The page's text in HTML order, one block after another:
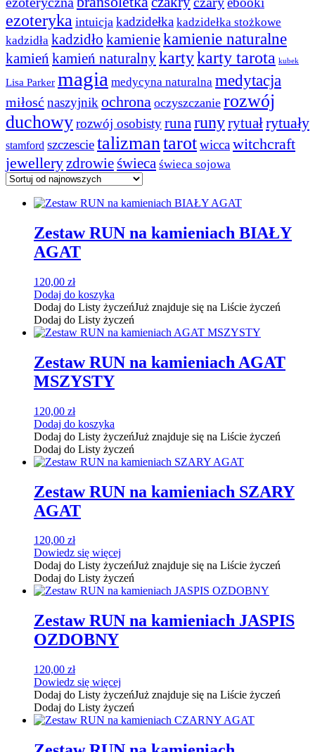
ezoteryka intuicja kadzidełka kadzidełka stożkowe
kadzidła kadzidło kamieniekamienie naturalne
kamień kamień naturalnykartykarty tarota kubek
Lisa Parker magia medycyna naturalna medytacja
miłosć naszyjnik ochrona oczyszczanie rozwój
duchowyrozwój osobistyrunarunyrytuałrytuały
stamford szczescietalizmantarotwiccawitchcraft
jewelleryzdrowieświeca świeca sojowa
Zestaw RUN na kamieniach BIAŁY
AGAT
120,00 zł
Dodaj do koszyka
Dodaj do Listy życzeńJuż znajduje się na Liście życzeń
Dodaj do Listy życzeń
Zestaw RUN na kamieniach AGAT
MSZYSTY
120,00 zł
Dodaj do koszyka
Dodaj do Listy życzeńJuż znajduje się na Liście życzeń
Dodaj do Listy życzeń
Zestaw RUN na kamieniach SZARY
AGAT
120,00 zł
Dowiedz się więcej
Dodaj do Listy życzeńJuż znajduje się na Liście życzeń
Dodaj do Listy życzeń
Zestaw RUN na kamieniach JASPIS
OZDOBNY
120,00 zł
Dowiedz się więcej
Dodaj do Listy życzeńJuż znajduje się na Liście życzeń
Dodaj do Listy życzeń